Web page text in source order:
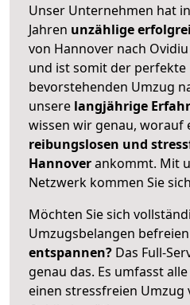
Unser Unternehmen hat
Jahren unzählige
von Hannover nach
und ist somit der
bevorstehenden Umzug
unsere langjährige
wissen wir genau, worauf
reibungslosen und
Hannoverankommt. Mit
Netzwerk kommen Sie
Möchten Sie sich
Umzugsbelangen
entspannen? Das Full-
genau das. Es umfasst
einen stressfreien Umzug